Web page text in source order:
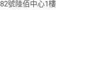
號陸佰中心1樓